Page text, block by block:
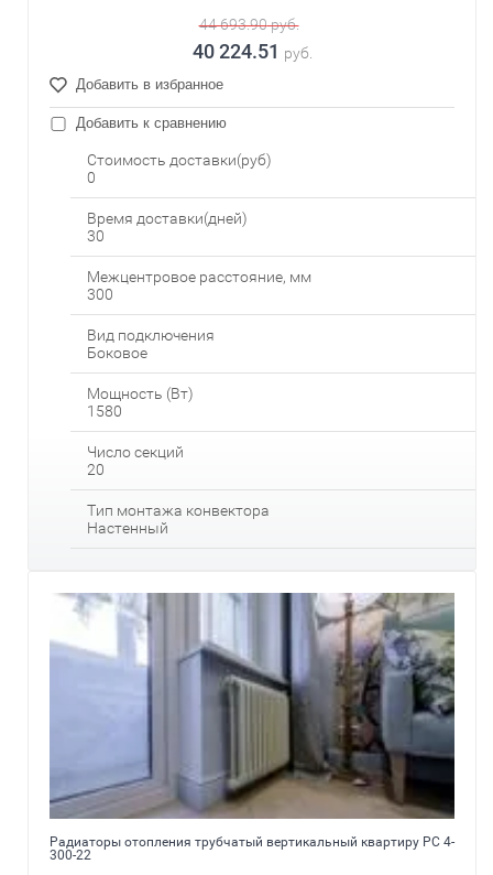
44 693.90руб.
40 224.51 руб.
Добавить в избранное
Добавить к сравнению
Стоимость доставки(руб)
0
Время доставки(дней)
30
Межцентровое расстояние, мм
300
Вид подключения
Боковое
Мощность (Вт)
1580
Число секций
20
Тип монтажа конвектора
Настенный
Радиаторы отопления трубчатый вертикальный квартиру РС 4-
300-22